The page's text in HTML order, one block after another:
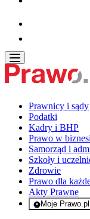
Prawnicy i sądy
Podatki
Kadry i BHP
Prawo w
Samorząd i
Szkoły i
Zdrowie
Prawo dla
Akty Prawne
Moje Prawo.pl
-